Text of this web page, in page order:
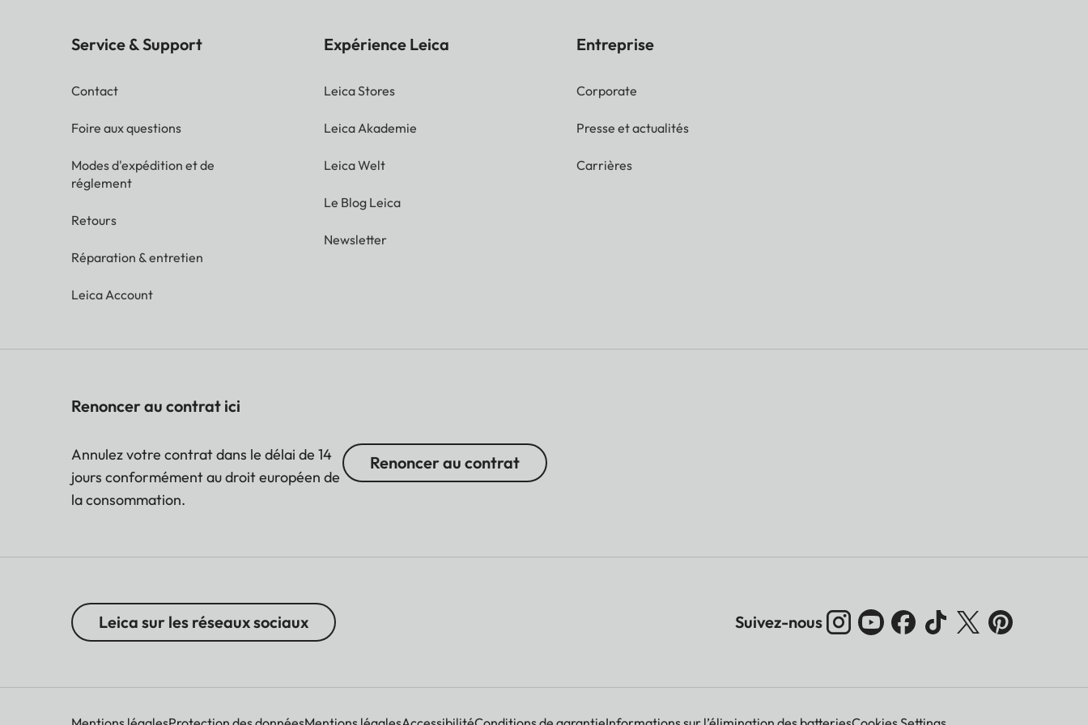
Service & Support
Contact
Foire aux questions
Modes d'expédition et de
réglement
Retours
Réparation & entretien
Leica Account
Expérience Leica
Leica Stores
Leica Akademie
Leica Welt
Le Blog Leica
Newsletter
Entreprise
Corporate
Presse et actualités
Carrières
Renoncer au contrat ici
Annulez votre contrat dans le délai de 14
jours conformément au droit européen de
la consommation.
Renoncer au contrat
Leica sur les réseaux sociaux Suivez-nous